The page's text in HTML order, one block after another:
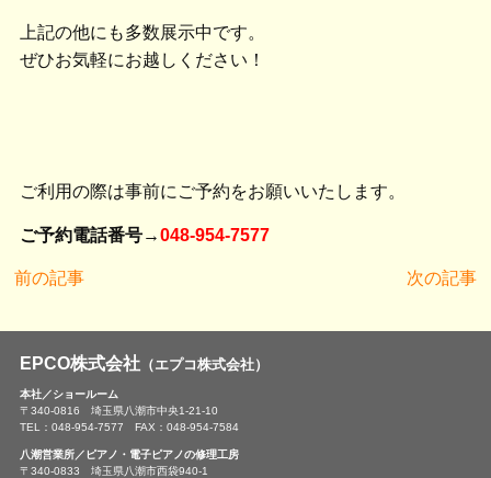
上記の他にも多数展示中です。
ぜひお気軽にお越しください！
ご利用の際は事前にご予約をお願いいたします。
ご予約電話番号→048-954-7577
前の記事 次の記事
EPCO株式会社（エプコ株式会社）
本社／ショールーム
〒340-0816 埼玉県八潮市中央1-21-10
TEL：048-954-7577 FAX：048-954-7584
八潮営業所／ピアノ・電子ピアノの修理工房
〒340-0833 埼玉県八潮市西袋940-1